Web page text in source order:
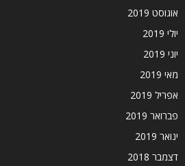
אוגוסט 2019
יולי 2019
יוני 2019
מאי 2019
אפריל 2019
פברואר 2019
ינואר 2019
דצמבר 2018